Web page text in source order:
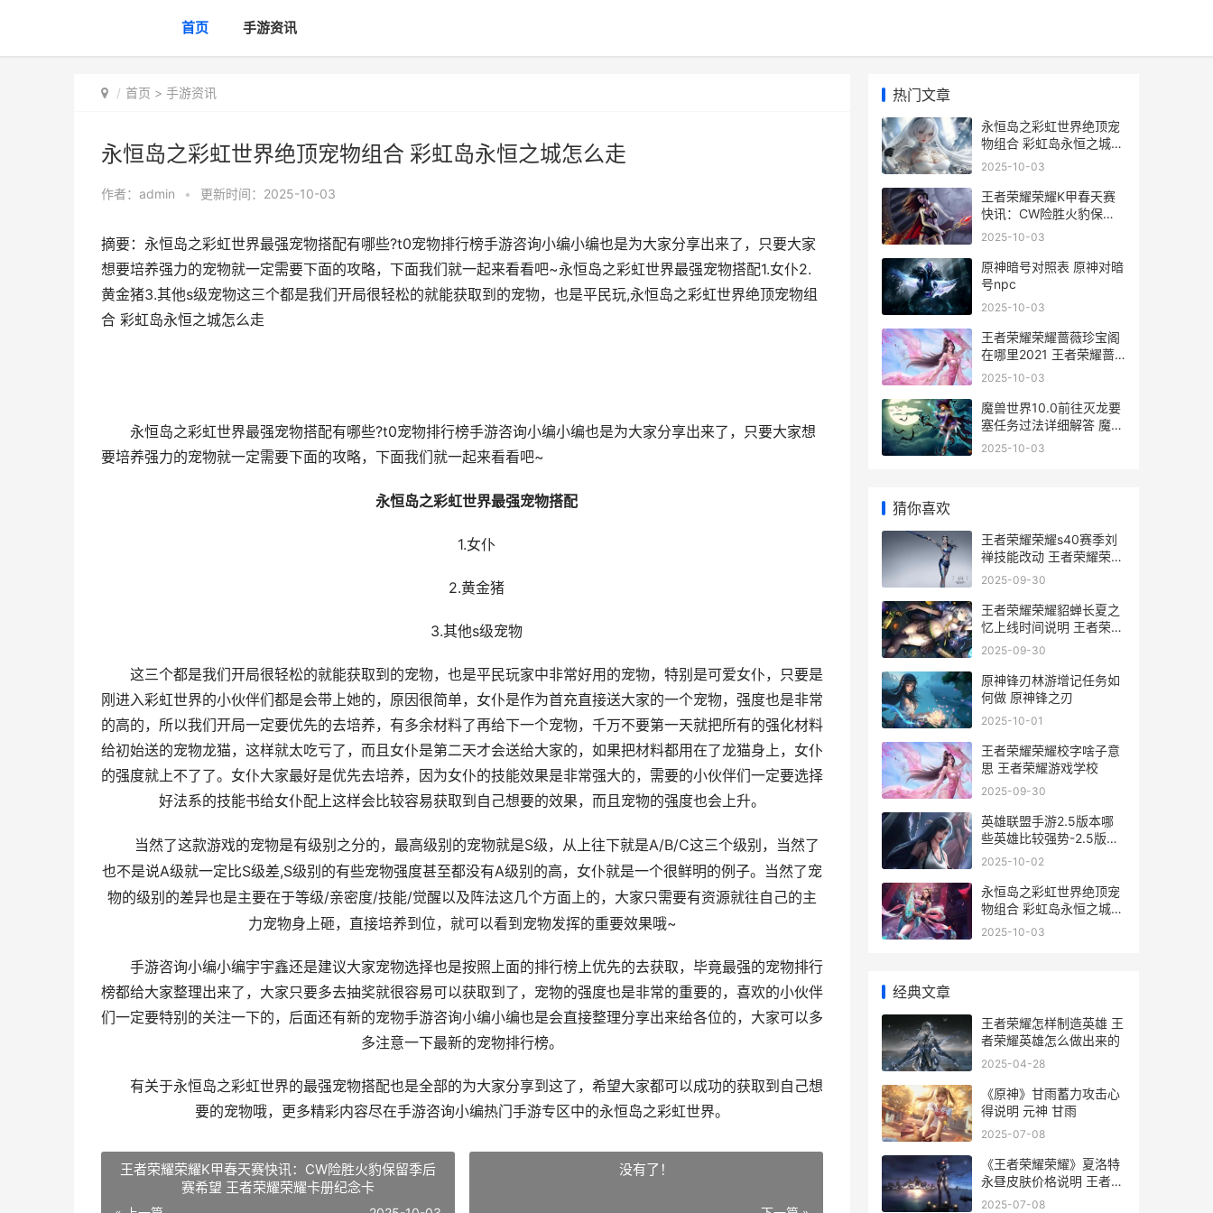
首页 手游资讯
首页 > 手游资讯
永恒岛之彩虹世界绝顶宠物组合 彩虹岛永恒之城怎么走
作者： admin • 更新时间：2025-10-03
摘要：永恒岛之彩虹世界最强宠物搭配有哪些?t0宠物排行榜手游咨询小编小编也是为大家分享出来了，只要大家
想要培养强力的宠物就一定需要下面的攻略，下面我们就一起来看看吧~永恒岛之彩虹世界最强宠物搭配1.女仆2.
黄金猪3.其他s级宠物这三个都是我们开局很轻松的就能获取到的宠物，也是平民玩,永恒岛之彩虹世界绝顶宠物组
合 彩虹岛永恒之城怎么走
永恒岛之彩虹世界最强宠物搭配有哪些?t0宠物排行榜手游咨询小编小编也是为大家分享出来了，只要大家想
要培养强力的宠物就一定需要下面的攻略，下面我们就一起来看看吧~
永恒岛之彩虹世界最强宠物搭配
1.女仆
2.黄金猪
3.其他s级宠物
这三个都是我们开局很轻松的就能获取到的宠物，也是平民玩家中非常好用的宠物，特别是可爱女仆，只要是
刚进入彩虹世界的小伙伴们都是会带上她的，原因很简单，女仆是作为首充直接送大家的一个宠物，强度也是非常
的高的，所以我们开局一定要优先的去培养，有多余材料了再给下一个宠物，千万不要第一天就把所有的强化材料
给初始送的宠物龙猫，这样就太吃亏了，而且女仆是第二天才会送给大家的，如果把材料都用在了龙猫身上，女仆
的强度就上不了了。女仆大家最好是优先去培养，因为女仆的技能效果是非常强大的，需要的小伙伴们一定要选择
好法系的技能书给女仆配上这样会比较容易获取到自己想要的效果，而且宠物的强度也会上升。
当然了这款游戏的宠物是有级别之分的，最高级别的宠物就是S级，从上往下就是A/B/C这三个级别，当然了
也不是说A级就一定比S级差,S级别的有些宠物强度甚至都没有A级别的高，女仆就是一个很鲜明的例子。当然了宠
物的级别的差异也是主要在于等级/亲密度/技能/觉醒以及阵法这几个方面上的，大家只需要有资源就往自己的主
力宠物身上砸，直接培养到位，就可以看到宠物发挥的重要效果哦~
手游咨询小编小编宇宇鑫还是建议大家宠物选择也是按照上面的排行榜上优先的去获取，毕竟最强的宠物排行
榜都给大家整理出来了，大家只要多去抽奖就很容易可以获取到了，宠物的强度也是非常的重要的，喜欢的小伙伴
们一定要特别的关注一下的，后面还有新的宠物手游咨询小编小编也是会直接整理分享出来给各位的，大家可以多
多注意一下最新的宠物排行榜。
有关于永恒岛之彩虹世界的最强宠物搭配也是全部的为大家分享到这了，希望大家都可以成功的获取到自己想
要的宠物哦，更多精彩内容尽在手游咨询小编热门手游专区中的永恒岛之彩虹世界。
王者荣耀荣耀K甲春天赛快讯：CW险胜火豹保留季后
赛希望 王者荣耀荣耀卡册纪念卡
没有了！
热门文章
永恒岛之彩虹世界绝顶宠
物组合 彩虹岛永恒之城怎
么走
2025-10-03
王者荣耀荣耀K甲春天赛
快讯：CW险胜火豹保留
季后赛希望 王者荣耀荣耀
2025-10-03
原神暗号对照表 原神对暗
号npc
2025-10-03
王者荣耀荣耀蔷薇珍宝阁
在哪里2021 王者荣耀蔷
薇
2025-10-03
魔兽世界10.0前往灭龙要
塞任务过法详细解答 魔兽
世界10.0前夕惩戒骑天赋
2025-10-03
猜你喜欢
王者荣耀荣耀s40赛季刘
禅技能改动 王者荣耀荣耀
水晶保底多少
2025-09-30
王者荣耀荣耀貂蝉长夏之
忆上线时间说明 王者荣耀
荣耀貂蝉称号怎么获得
2025-09-30
原神锋刃林游增记任务如
何做 原神锋之刃
2025-10-01
王者荣耀荣耀校字啥子意
思 王者荣耀游戏学校
2025-09-30
英雄联盟手游2.5版本哪
些英雄比较强势-2.5版本
强势英雄推荐
2025-10-02
永恒岛之彩虹世界绝顶宠
物组合 彩虹岛永恒之城怎
么走
2025-10-03
经典文章
王者荣耀怎样制造英雄 王
者荣耀英雄怎么做出来的
2025-04-28
《原神》甘雨蓄力攻击心
得说明 元神 甘雨
2025-07-08
《王者荣耀荣耀》夏洛特
永昼皮肤价格说明 王者荣
耀荣耀黄金是什么段位
2025-07-08